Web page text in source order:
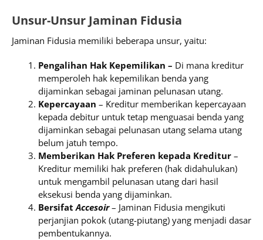
Unsur-Unsur Jaminan Fidusia
Jaminan Fidusia memiliki beberapa unsur, yaitu:
Pengalihan Hak Kepemilikan – Di mana kreditur
memperoleh hak kepemilikan benda yang
dijaminkan sebagai jaminan pelunasan utang.
Kepercayaan – Kreditur memberikan kepercayaan
kepada debitur untuk tetap menguasai benda yang
dijaminkan sebagai pelunasan utang selama utang
belum jatuh tempo.
Memberikan Hak Preferen kepada Kreditur –
Kreditur memiliki hak preferen (hak didahulukan)
untuk mengambil pelunasan utang dari hasil
eksekusi benda yang dijaminkan.
BersifatAccesoir– Jaminan Fidusia mengikuti
perjanjian pokok (utang-piutang) yang menjadi dasar
pembentukannya.